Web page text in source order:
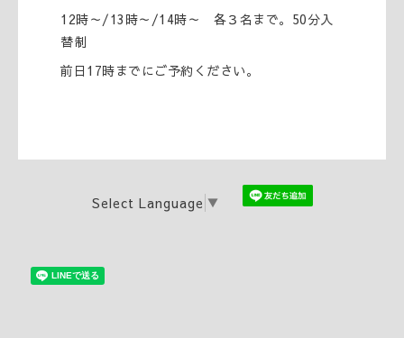
12時～/13時～/14時～ 各３名まで。50分入
替制
前日17時までにご予約ください。
Select Language ▼